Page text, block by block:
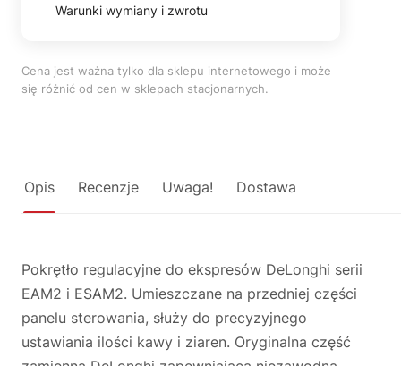
Warunki wymiany i zwrotu
Cena jest ważna tylko dla sklepu internetowego i może
się różnić od cen w sklepach stacjonarnych.
Opis Recenzje Uwaga! Dostawa
Pokrętło regulacyjne do ekspresów DeLonghi serii
EAM2 i ESAM2. Umieszczane na przedniej części
panelu sterowania, służy do precyzyjnego
ustawiania ilości kawy i ziaren. Oryginalna część